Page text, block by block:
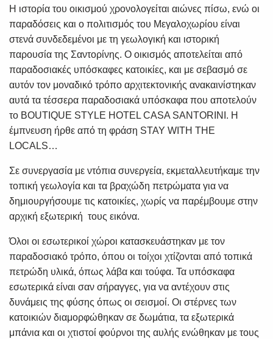
Η ιστορία του οικισμού χρονολογείται αιώνες πίσω, ενώ οι
παραδόσεις και ο πολιτισμός του Μεγαλοχωρίου είναι
στενά συνδεδεμένοι με τη γεωλογική και ιστορική
παρουσία της Σαντορίνης. Ο οικισμός αποτελείται από
παραδοσιακές υπόσκαφες κατοικίες, και με σεβασμό σε
αυτόν τον μοναδικό τρόπο αρχιτεκτονικής ανακαινίστηκαν
αυτά τα τέσσερα παραδοσιακά υπόσκαφα που αποτελούν
το BOUTIQUE STYLE HOTEL CASA SANTORINI . Η
έμπνευση ήρθε από τη φράση STAY WITH THE
LOCALS…
Σε συνεργασία με ντόπια συνεργεία, εκμεταλλευτήκαμε την
τοπική γεωλογία και τα βραχώδη πετρώματα για να
δημιουργήσουμε τις κατοικίες, χωρίς να παρέμβουμε στην
αρχική εξωτερική τους εικόνα.
Όλοι οι εσωτερικοί χώροι κατασκευάστηκαν με τον
παραδοσιακό τρόπο, όπου οι τοίχοι χτίζονται από τοπικά
πετρώδη υλικά, όπως λάβα και τούφα. Τα υπόσκαφα
εσωτερικά είναι σαν σήραγγες, για να αντέχουν στις
δυνάμεις της φύσης όπως οι σεισμοί. Οι στέρνες των
κατοικιών διαμορφώθηκαν σε δωμάτια, τα εξωτερικά
μπάνια και οι χτιστοί φούρνοι της αυλής ενώθηκαν με τους